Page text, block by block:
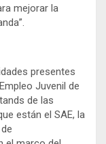
mejorar la
presentes
Juvenil de
de las
están el SAE, la